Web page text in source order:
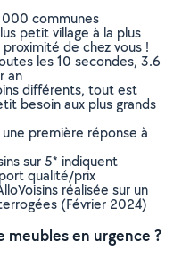
000 communes
petit village à la plus
de chez vous !
les 10 secondes, 3.6
an
différents, tout est
besoin aux plus grands
première réponse à
sur 5* indiquent
qualité/prix
réalisée sur un
(Février 2024)
meubles en urgence ?